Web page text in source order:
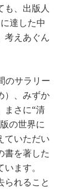
も、出版人
達した中
考えあぐん
のサラリー
）、みずか
まさに“清
の世界に
ていただい
書を著した
ます。
られること